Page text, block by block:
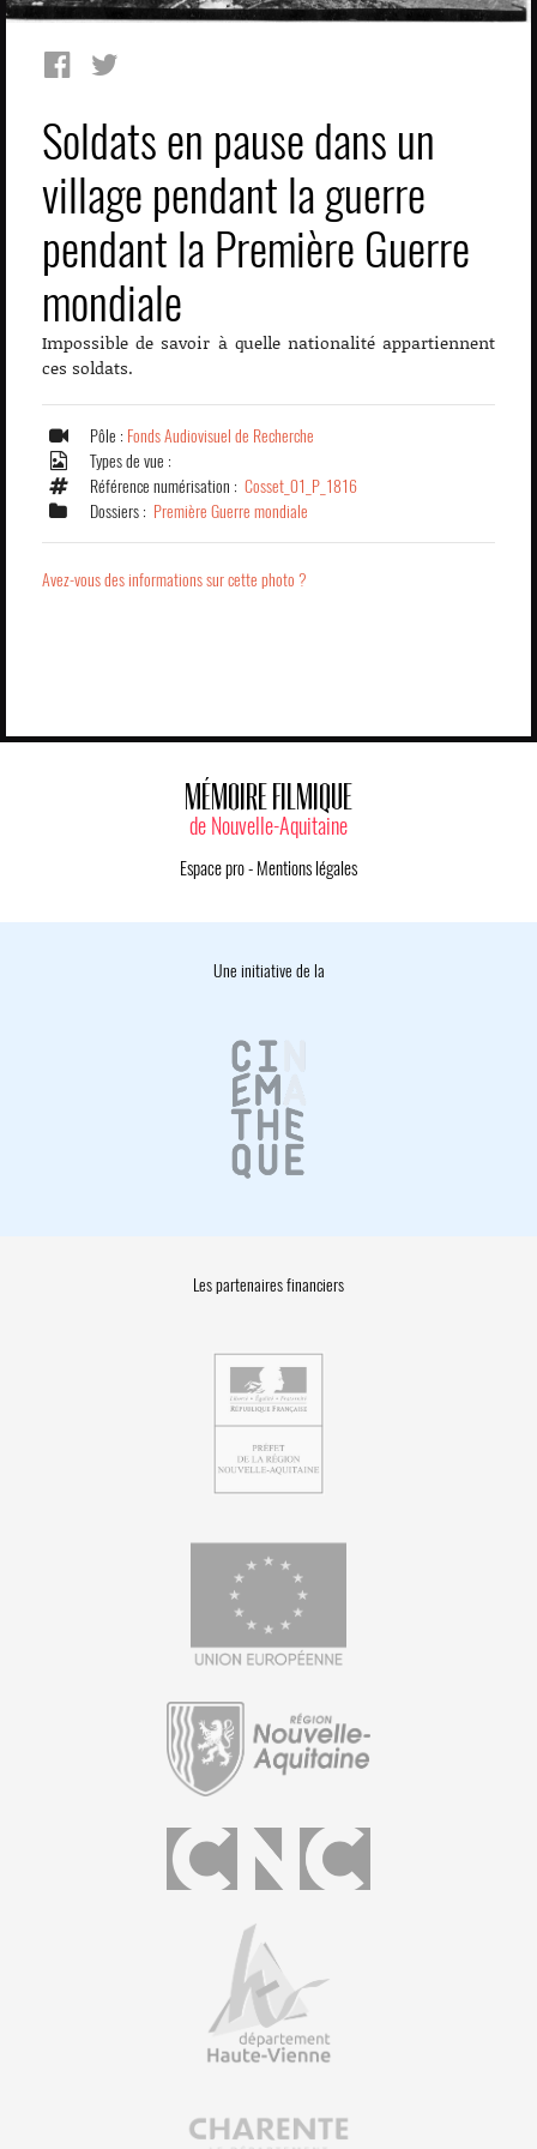
Soldats en pause dans un
village pendant la guerre
pendant la Première Guerre
mondiale
Impossible de savoir à quelle nationalité appartiennent
ces soldats.
Pôle : Fonds Audiovisuel de Recherche
Types de vue :
Référence numérisation : Cosset_01_P_1816
Dossiers : Première Guerre mondiale
Avez-vous des informations sur cette photo ?
MÉMOIRE FILMIQUE
de Nouvelle-Aquitaine
Espace pro- Mentions légales
Une initiative de la
Les partenaires financiers